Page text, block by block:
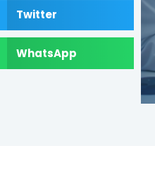
Twitter
WhatsApp